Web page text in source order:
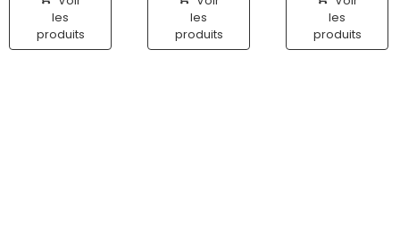
les
produits
les
produits
les
produits